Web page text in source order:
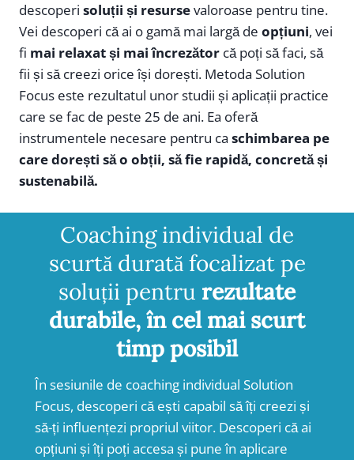
descoperi soluții și resursevaloroase pentru tine.
Vei descoperi că ai o gamă mai largă de opțiuni, vei
fi mai relaxat și mai încrezător că poți să faci, să
fii și să creezi orice își dorești. Metoda Solution
Focus este rezultatul unor studii și aplicații practice
care se fac de peste 25 de ani. Ea oferă
instrumentele necesare pentru ca schimbarea pe
care dorești să o obții, să fie rapidă, concretă și
sustenabilă.
Coaching individual de
scurtă durată focalizat pe
soluții pentru rezultate
durabile, în cel mai scurt
timp posibil
În sesiunile de coaching individual Solution
Focus, descoperi că ești capabil să îți creezi și
să-ți influențezi propriul viitor. Descoperi că ai
opțiuni și îți poți accesa și pune în aplicare